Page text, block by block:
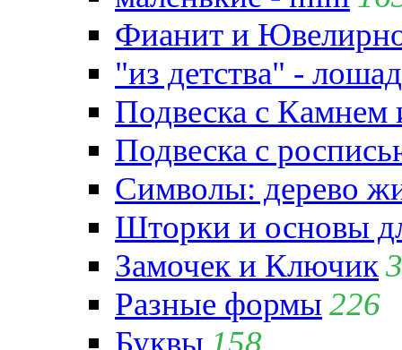
Фианит и
"из детства" -
Подвеска с
Подвеска с
Символы: дерево
Шторки и основы
Замочек и Ключик
Разные формы 226
Буквы 158